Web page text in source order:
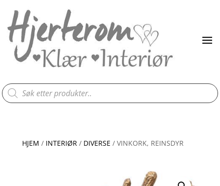
Products
search
HJEM / INTERIØR/ DIVERSE / VINKORK, REINSDYR